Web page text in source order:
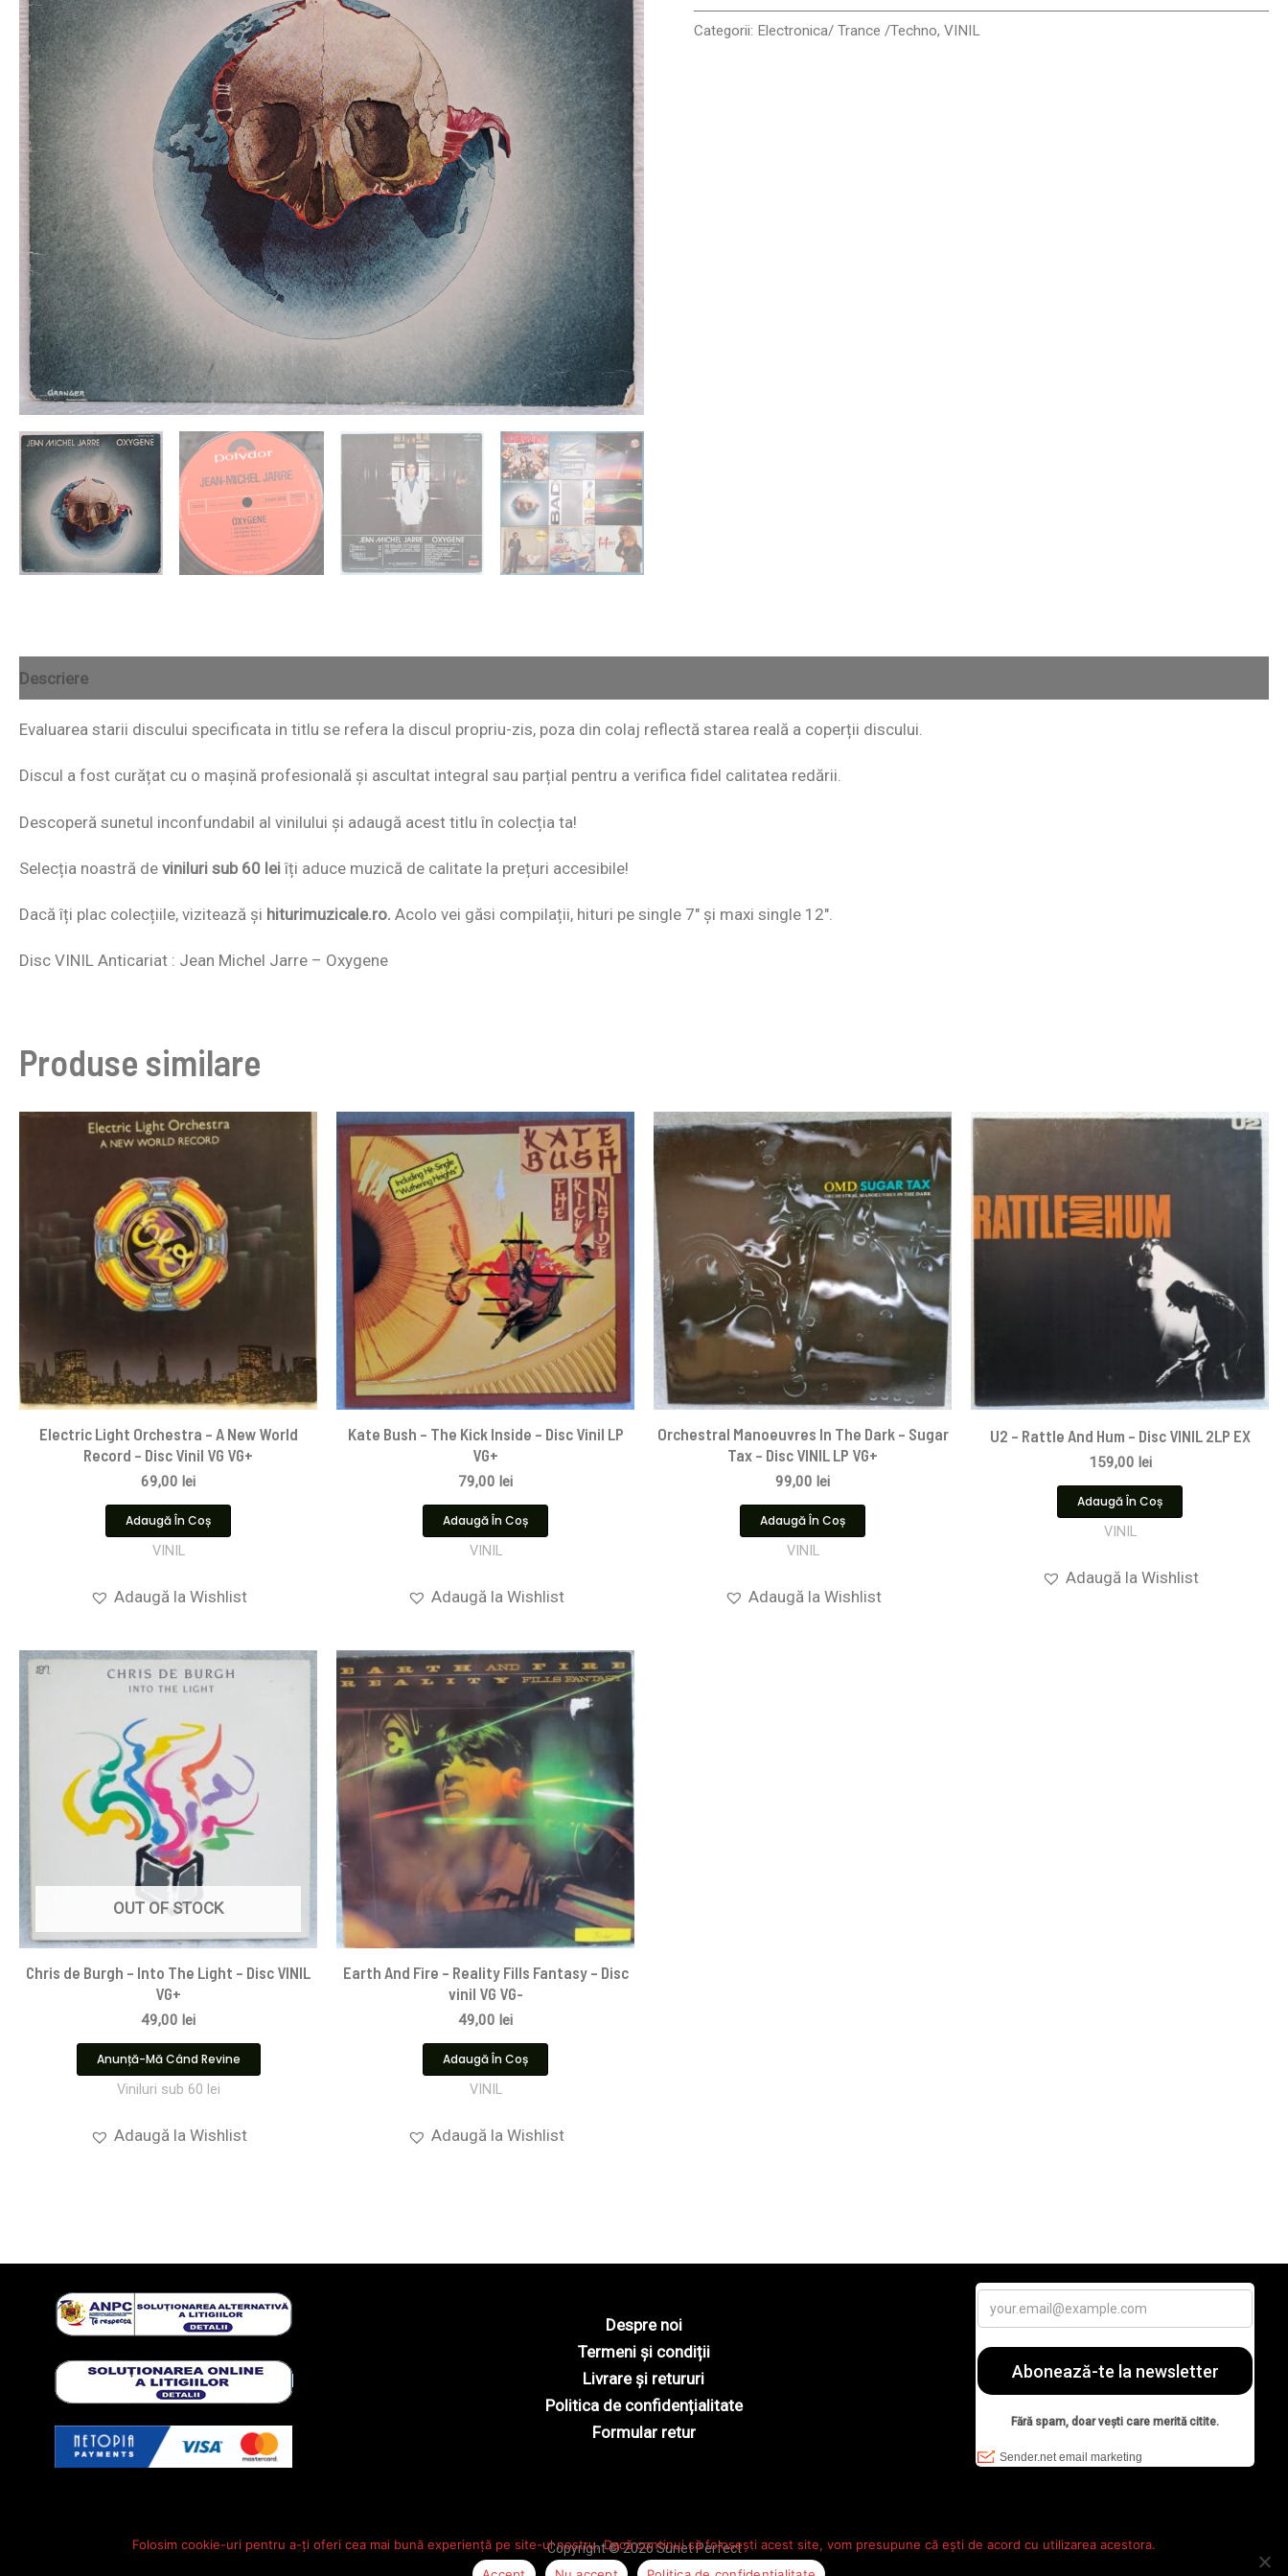
Categorii: Electronica/ Trance /Techno,VINIL
Descriere
Evaluarea starii discului specificata in titlu se refera la discul propriu-zis, poza din colaj reflectă starea reală a coperții discului.
Discul a fost curățat cu o mașină profesională și ascultat integral sau parțial pentru a verifica fidel calitatea redării.
Descoperă sunetul inconfundabil al vinilului și adaugă acest titlu în colecția ta!
Selecția noastră de viniluri sub 60 leiîți aduce muzică de calitate la prețuri accesibile!
Dacă îți plac colecțiile, vizitează și hiturimuzicale.ro. Acolo vei găsi compilații, hituri pe single 7″ și maxi single 12″.
Disc VINIL Anticariat : Jean Michel Jarre – Oxygene
Produse similare
Electric Light Orchestra – A New World
Record – Disc Vinil VG VG+
69,00 lei
Adaugă În Coș
VINIL
Adaugă la Wishlist
Kate Bush – The Kick Inside – Disc Vinil LP
VG+
79,00 lei
Adaugă În Coș
VINIL
Adaugă la Wishlist
Orchestral Manoeuvres In The Dark – Sugar
Tax – Disc VINIL LP VG+
99,00 lei
Adaugă În Coș
VINIL
Adaugă la Wishlist
U2 – Rattle And Hum – Disc VINIL 2LP EX
159,00 lei
Adaugă În Coș
VINIL
Adaugă la Wishlist
OUT OF STOCK
Chris de Burgh – Into The Light – Disc VINIL
VG+
49,00 lei
Anunță-Mă Când Revine
Viniluri sub 60 lei
Adaugă la Wishlist
Earth And Fire – Reality Fills Fantasy – Disc
vinil VG VG-
49,00 lei
Adaugă În Coș
VINIL
Adaugă la Wishlist
Despre noi
Termeni și condiții
Livrare și retururi
Politica de confidențialitate
Formular retur
Copyright © 2026 Sunet Perfect
Folosim cookie-uri pentru a-ți oferi cea mai bună experiență pe site-ul nostru. Dacă continui să folosești acest site, vom presupune că ești de acord cu utilizarea acestora.